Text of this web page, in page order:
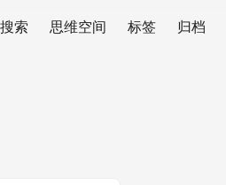
搜索 思维空间 标签 归档